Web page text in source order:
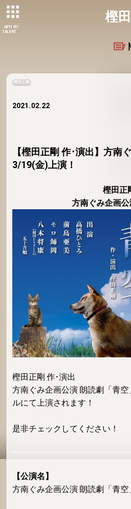
ARTIST/
TALENT
樫
樫田正剛
2021.02.22
【樫田正剛 作･演出】方南
3/19(金)上演！
樫田正
方南ぐみ企画公
樫田正剛 作･演出
方南ぐみ企画公演 朗読劇「青
ルにて上演されます！
是非チェックしてください！
【公演名】
方南ぐみ企画公演 朗読劇「青空